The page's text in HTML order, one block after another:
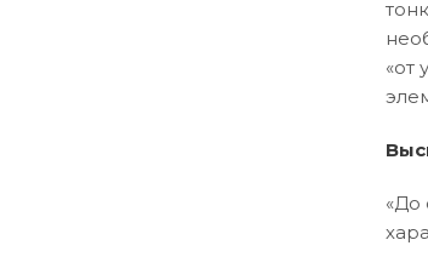
«от
«До